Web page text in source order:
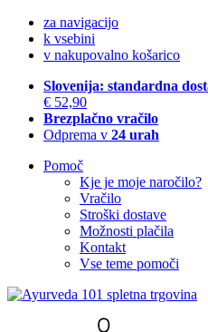
za navigacijo
k vsebini
v nakupovalno košarico
Slovenija: standardna
€ 52,90
Brezplačno vračilo
Odprema v 24 urah
Pomoč
Kje je moje naročilo?
Vračilo
Stroški dostave
Možnosti plačila
Kontakt
Vse teme pomoči